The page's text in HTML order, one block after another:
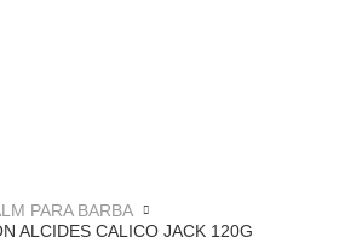
PARA BARBA
ALCIDES CALICO JACK 120G